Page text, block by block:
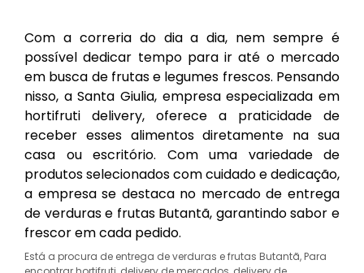
Com a correria do dia a dia, nem sempre é
possível dedicar tempo para ir até o mercado
em busca de frutas e legumes frescos. Pensando
nisso, a Santa Giulia, empresa especializada em
hortifruti delivery, oferece a praticidade de
receber esses alimentos diretamente na sua
casa ou escritório. Com uma variedade de
produtos selecionados com cuidado e dedicação,
a empresa se destaca no mercado de entrega
de verduras e frutas Butantã, garantindo sabor e
frescor em cada pedido.
Está a procura de entrega de verduras e frutas Butantã, Para